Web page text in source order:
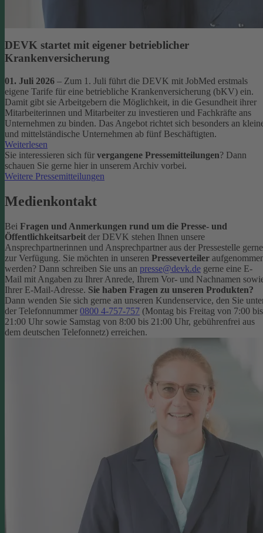
DEVK startet mit eigener betrieblicher
Krankenversicherung
01. Juli 2026 – Zum 1. Juli führt die DEVK mit JobMed erstmals
eigene Tarife für eine betriebliche Krankenversicherung (bKV) ein.
Damit gibt sie Arbeitgebern die Möglichkeit, in die Gesundheit ihrer
Mitarbeiterinnen und Mitarbeiter zu investieren und Fachkräfte ans
Unternehmen zu binden. Das Angebot richtet sich besonders an
und mittelständische Unternehmen ab fünf Beschäftigten.
Weiterlesen
Sie interessieren sich für vergangene Pressemitteilungen? Dann
schauen Sie gerne hier in unserem Archiv vorbei.
Weitere Pressemitteilungen
Medienkontakt
Bei Fragen und Anmerkungen rund um die Presse- und
Öffentlichkeitsarbeit der DEVK stehen Ihnen unsere
Ansprechpartnerinnen und Ansprechpartner aus der Pressestelle gerne
zur Verfügung. Sie möchten in unseren Presseverteiler
werden? Dann schreiben Sie uns an presse@devk.de gerne eine E-
Mail mit Angaben zu Ihrer Anrede, Ihrem Vor- und Nachnamen
Ihrer E-Mail-Adresse. Sie haben Fragen zu unseren Produkten?
Dann wenden Sie sich gerne an unseren Kundenservice, den Sie
der Telefonnummer 0800 4-757-757 (Montag bis Freitag von 7:00 bis
21:00 Uhr sowie Samstag von 8:00 bis 21:00 Uhr, gebührenfrei aus
dem deutschen Telefonnetz) erreichen.